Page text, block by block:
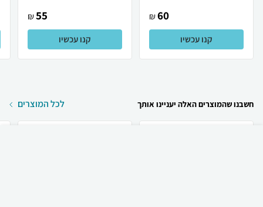
60
₪
קנו עכשיו
55
₪
קנו עכשיו
חשבנו שהמוצרים האלה יעניינו אותך לכל המוצרים